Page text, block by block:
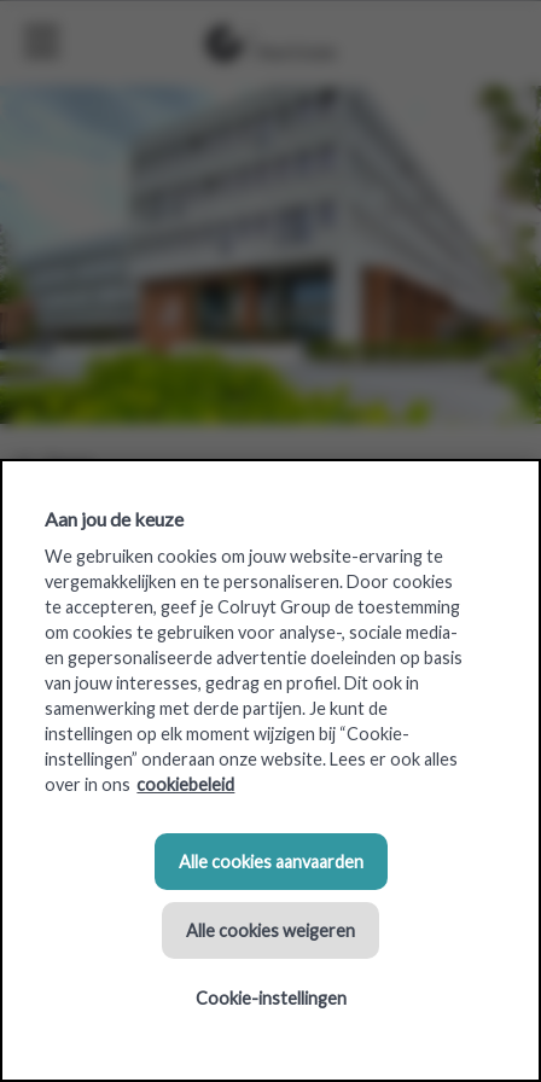
OKay Waasmunster
Buurtsupermarkten maken de voorbije jaren een steile
opmars. Consumenten spenderen niet alleen meer tijd in de
eigen regio, ze verkiezen ook steeds vaker makkelijk
bereikbare winkels. OKay speelt daar handig op in door in
augustus 2021 een nieuwe vestiging te openen in
Waasmunster.
Deze 140 steOKay is een opvallend groen project dat perfect
voorzien we verkavelingen om een woon- en winkelfunctie te
combineren op één terrein. Die verkavelingen maken al snel
plaats voor meer groenruimte en een extra groenbuffer, om
beter te passen in de omgeving.
hoe dit project tot stand is gekomen.
Aan jou de keuze
We gebruiken cookies om jouw website-ervaring te
vergemakkelijken en te personaliseren. Door cookies
te accepteren, geef je Colruyt Group de toestemming
om cookies te gebruiken voor analyse-, sociale media-
en gepersonaliseerde advertentie doeleinden op basis
van jouw interesses, gedrag en profiel. Dit ook in
samenwerking met derde partijen. Je kunt de
instellingen op elk moment wijzigen bij “Cookie-
instellingen” onderaan onze website. Lees er ook alles
over in ons cookiebeleid
Alle cookies aanvaarden
Alle cookies weigeren
Cookie-instellingen